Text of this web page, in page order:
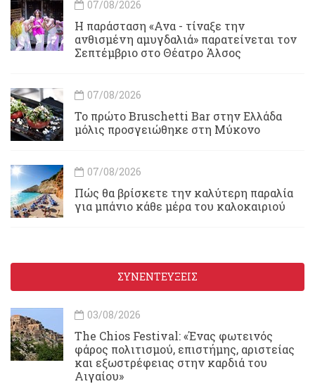
07/08/2026
Η παράσταση «Ανα - τίναξε την
ανθισμένη αμυγδαλιά» παρατείνεται τον
Σεπτέμβριο στο Θέατρο Άλσος
07/08/2026
Το πρώτο Bruschetti Bar στην Ελλάδα
μόλις προσγειώθηκε στη Μύκονο
07/08/2026
Πώς θα βρίσκετε την καλύτερη παραλία
για μπάνιο κάθε μέρα του καλοκαιριού
ΣΥΝΕΝΤΕΥΞΕΙΣ
03/08/2026
Τhe Chios Festival: «Ένας φωτεινός
φάρος πολιτισμού, επιστήμης, αριστείας
και εξωστρέφειας στην καρδιά του
Αιγαίου»